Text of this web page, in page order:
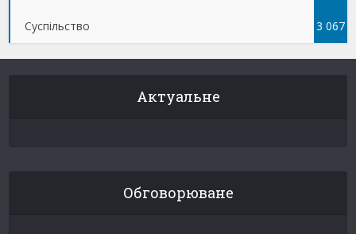
Суспільство 3 067
Актуальне
Обговорюване